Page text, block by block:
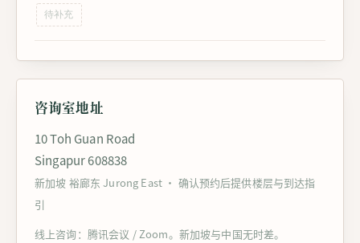
待补充
咨询室地址
10 Toh Guan Road
Singapur 608838
新加坡 裕廊东 Jurong East · 确认预约后提供楼层与到达指
引
线上咨询：腾讯会议 / Zoom。新加坡与中国无时差。